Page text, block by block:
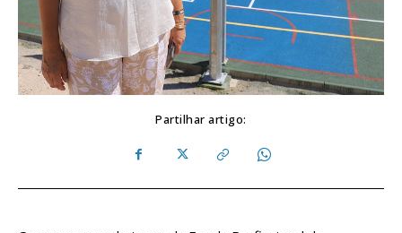
Partilhar artigo: